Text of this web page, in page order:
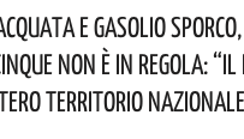
E Gasolio
Non È In Regola:
Territorio